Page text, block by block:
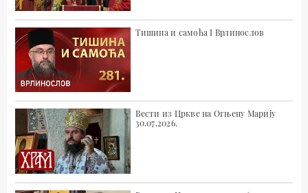
Тишина и самоћа I Врлинослов
Вести из Цркве на Огњену Марију
30.07.2026.